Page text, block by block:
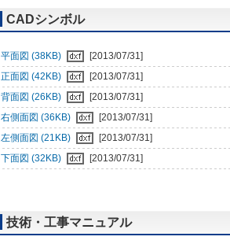
CADシンボル
平面図 (38KB)
[2013/07/31]
正面図 (42KB)
[2013/07/31]
背面図 (26KB)
[2013/07/31]
右側面図 (36KB)
[2013/07/31]
左側面図 (21KB)
[2013/07/31]
下面図 (32KB)
[2013/07/31]
技術・工事マニュアル